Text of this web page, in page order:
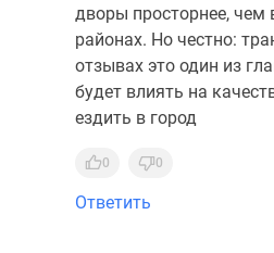
дворы просторнее, чем
районах. Но честно:
отзывах это один из
будет влиять на
ездить в город
0 0
Ответить